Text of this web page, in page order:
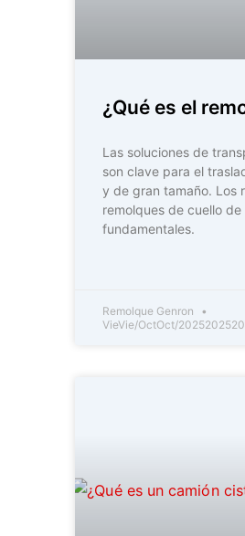
¿Qué es el
Las soluciones de
son clave para el
y de gran tamaño. Los
remolques de cuello
fundamentales.
Remolque Genron
VieVie/OctOct/